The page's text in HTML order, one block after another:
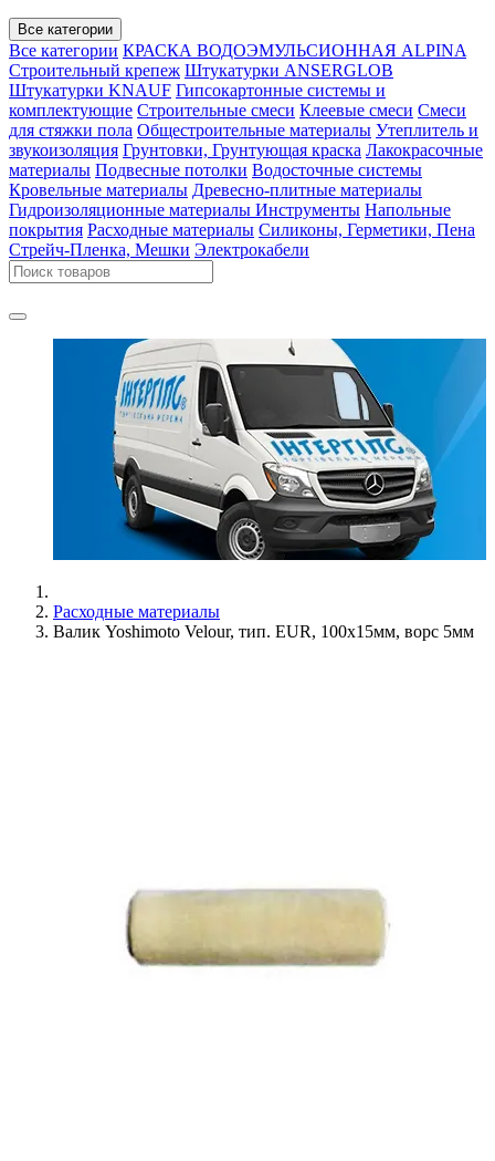
Все категории
Все категории КРАСКА ВОДОЭМУЛЬСИОННАЯ ALPINA
Строительный крепеж Штукатурки ANSERGLOB
Штукатурки KNAUF Гипсокартонные системы и
комплектующие Строительные смеси Клеевые смеси Смеси
для стяжки пола Общестроительные материалы Утеплитель и
звукоизоляция Грунтовки, Грунтующая краска Лакокрасочные
материалы Подвесные потолки Водосточные системы
Кровельные материалы Древесно-плитные материалы
Гидроизоляционные материалы Инструменты Напольные
покрытия Расходные материалы Силиконы, Герметики, Пена
Стрейч-Пленка, Мешки Электрокабели
Расходные материалы
Валик Yoshimoto Velour, тип. EUR, 100х15мм, ворс 5мм